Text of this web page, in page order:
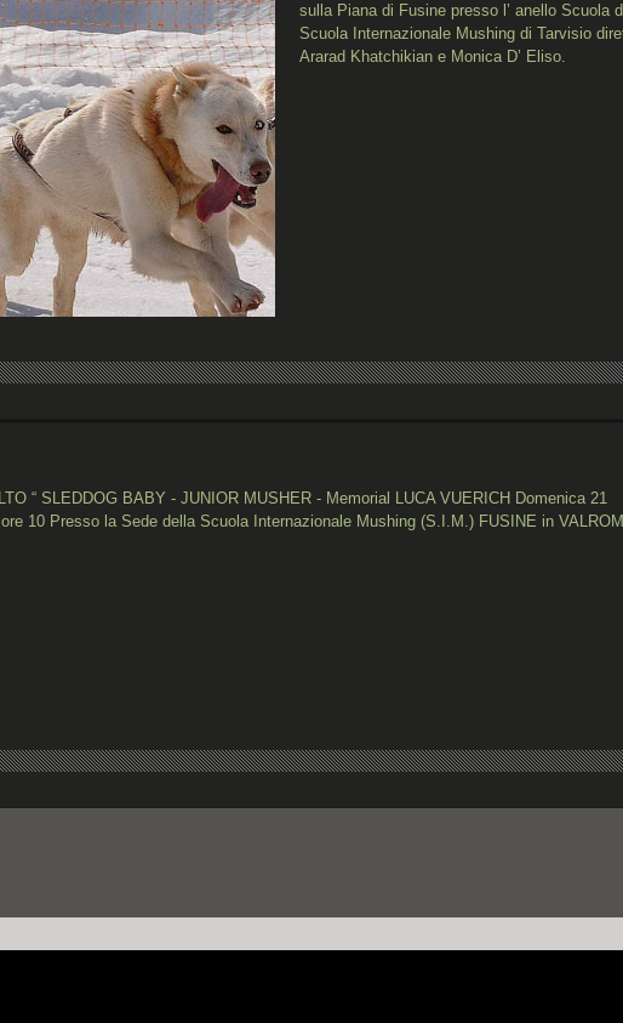
sulla Piana di Fusine presso l’ anello Scuola
Scuola Internazionale Mushing di Tarvisio
Ararad Khatchikian e Monica D’ Eliso.
“ SLEDDOG BABY - JUNIOR MUSHER - Memorial LUCA VUERICH Domenica 21
10 Presso la Sede della Scuola Internazionale Mushing (S.I.M.) FUSINE in